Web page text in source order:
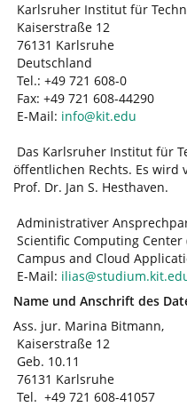
Karlsruher Institut für
Kaiserstraße 12
76131 Karlsruhe
Deutschland
Tel.: +49 721 608-0
Fax: +49 721 608-44290
E-Mail: info@kit.edu
Das Karlsruher Institut für
öffentlichen Rechts. Es
Prof. Dr. Jan S. Hesthaven.
Administrativer
Scientific Computing Center
Campus and Cloud
E-Mail:
Name und Anschrift des
Ass. jur. Marina Bitmann,
Kaiserstraße 12
Geb. 10.11
76131 Karlsruhe
Tel. +49 721 608-41057